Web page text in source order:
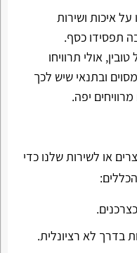
איכות ושירות
תפסידו כסף.
אולי תרוויחו
ובתנאי שיש לכך
יפה.
או לשירות שלנו כדי
בדרך לא רציונלית.